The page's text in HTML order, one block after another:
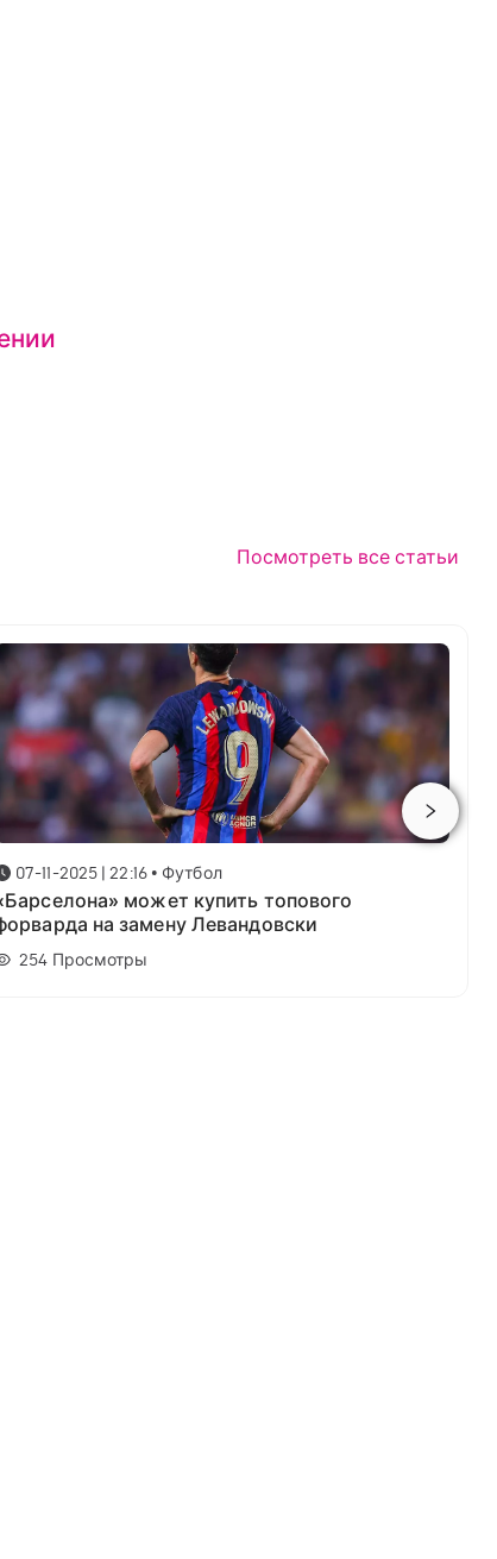
Посмотреть все статьи
07-11-2025 | 22:16 • Футбол
может купить топового
на замену Левандовски
254 Просмотры